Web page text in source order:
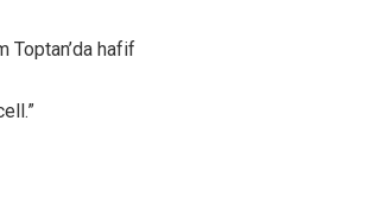
Toptan’da hafif